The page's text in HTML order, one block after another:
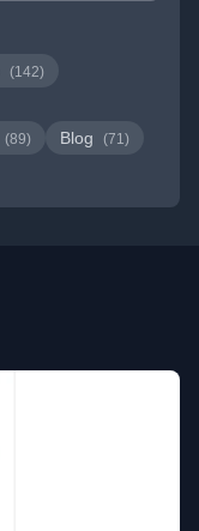
(142)
(89) Blog (71)